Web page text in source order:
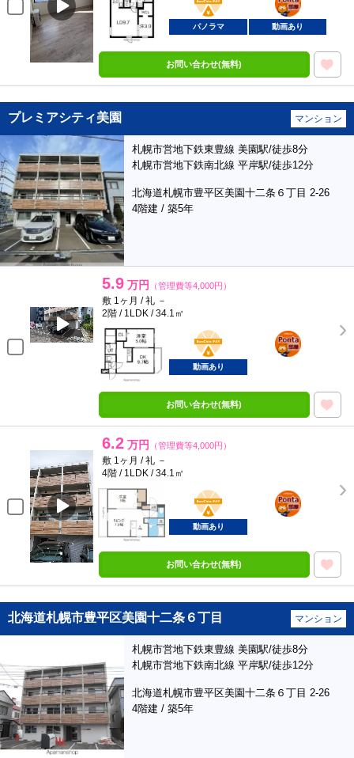
部屋
パノラマ 動画あり
お問い合わせ(無料)
プレミアシティ美園 マンション
札幌市営地下鉄東豊線 美園駅/徒歩8分
札幌市営地下鉄南北線 平岸駅/徒歩12分
北海道札幌市豊平区美園十二条６丁目 2-26
4階建 / 築5年
5.9 万円 （管理費等4,000円）
敷 1ヶ月 / 礼 －
2階 / 1LDK / 34.1㎡
BunChinPAY
ポンタ
部屋
動画あり
お問い合わせ(無料)
6.2 万円 （管理費等4,000円）
敷 1ヶ月 / 礼 －
4階 / 1LDK / 34.1㎡
BunChinPAY
ポンタ
部屋
動画あり
お問い合わせ(無料)
北海道札幌市豊平区美園十二条６丁目 マンション
札幌市営地下鉄東豊線 美園駅/徒歩8分
札幌市営地下鉄南北線 平岸駅/徒歩12分
北海道札幌市豊平区美園十二条６丁目 2-26
4階建 / 築5年